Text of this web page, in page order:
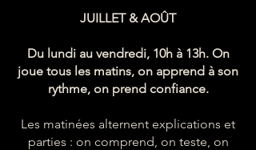
JUILLET & AOÛT
Du lundi au vendredi, 10h à 13h. On
joue tous les matins, on apprend à son
rythme, on prend confiance.
Les matinées alternent explications et
parties : on comprend, on teste, on